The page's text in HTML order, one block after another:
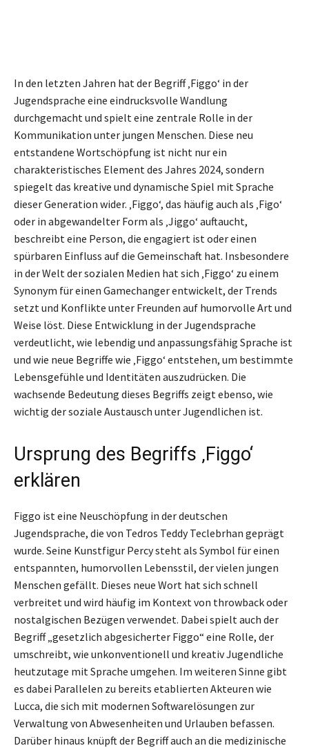
In den letzten Jahren hat der Begriff ‚Figgo‘ in der
Jugendsprache eine eindrucksvolle Wandlung
durchgemacht und spielt eine zentrale Rolle in der
Kommunikation unter jungen Menschen. Diese neu
entstandene Wortschöpfung ist nicht nur ein
charakteristisches Element des Jahres 2024, sondern
spiegelt das kreative und dynamische Spiel mit Sprache
dieser Generation wider. ‚Figgo‘, das häufig auch als ‚Figo‘
oder in abgewandelter Form als ‚Jiggo‘ auftaucht,
beschreibt eine Person, die engagiert ist oder einen
spürbaren Einfluss auf die Gemeinschaft hat. Insbesondere
in der Welt der sozialen Medien hat sich ‚Figgo‘ zu einem
Synonym für einen Gamechanger entwickelt, der Trends
setzt und Konflikte unter Freunden auf humorvolle Art und
Weise löst. Diese Entwicklung in der Jugendsprache
verdeutlicht, wie lebendig und anpassungsfähig Sprache ist
und wie neue Begriffe wie ‚Figgo‘ entstehen, um bestimmte
Lebensgefühle und Identitäten auszudrücken. Die
wachsende Bedeutung dieses Begriffs zeigt ebenso, wie
wichtig der soziale Austausch unter Jugendlichen ist.
Ursprung des Begriffs ‚Figgo‘
erklären
Figgo ist eine Neuschöpfung in der deutschen
Jugendsprache, die von Tedros Teddy Teclebrhan geprägt
wurde. Seine Kunstfigur Percy steht als Symbol für einen
entspannten, humorvollen Lebensstil, der vielen jungen
Menschen gefällt. Dieses neue Wort hat sich schnell
verbreitet und wird häufig im Kontext von throwback oder
nostalgischen Bezügen verwendet. Dabei spielt auch der
Begriff „gesetzlich abgesicherter Figgo“ eine Rolle, der
umschreibt, wie unkonventionell und kreativ Jugendliche
heutzutage mit Sprache umgehen. Im weiteren Sinne gibt
es dabei Parallelen zu bereits etablierten Akteuren wie
Lucca, die sich mit modernen Softwarelösungen zur
Verwaltung von Abwesenheiten und Urlauben befassen.
Darüber hinaus knüpft der Begriff auch an die medizinische